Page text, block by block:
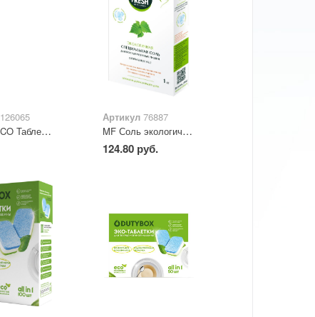
126065
CRISPI ECO Таблетки для посудомоечных машин 100 шт
Артикул76887
MF Соль экологичная для посудомоечных машин 1 кг
124.80 руб.